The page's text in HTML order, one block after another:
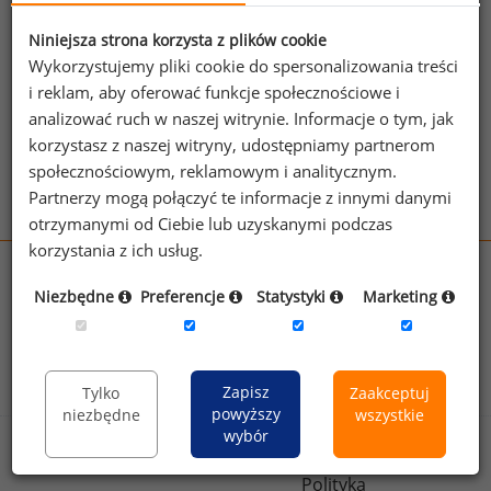
jego pomocą sprawdzić raporty dla
pozostałych.
Wykorzystaj kod
Aby otrzymać darmowy kod dostępu weź udział
wOgólnopolskim Badaniu Wynagrodzeń.
sedlak.pl
kfw.sedlak.pl
rynekpracy.pl
raportyplacowe.pl
Sklep
Kontakt
Polityka
Niniejsza strona korzysta z plików cookie
Wykorzystujemy pliki cookie do spersonalizowania treści
i reklam, aby oferować funkcje społecznościowe i
analizować ruch w naszej witrynie. Informacje o tym, jak
korzystasz z naszej witryny, udostępniamy partnerom
społecznościowym, reklamowym i analitycznym.
Partnerzy mogą połączyć te informacje z innymi danymi
otrzymanymi od Ciebie lub uzyskanymi podczas
korzystania z ich usług.
Niezbędne Preferencje Statystyki Marketing
Tylko
niezbędne
Zapisz
powyższy
wybór
Zaakceptuj
wszystkie